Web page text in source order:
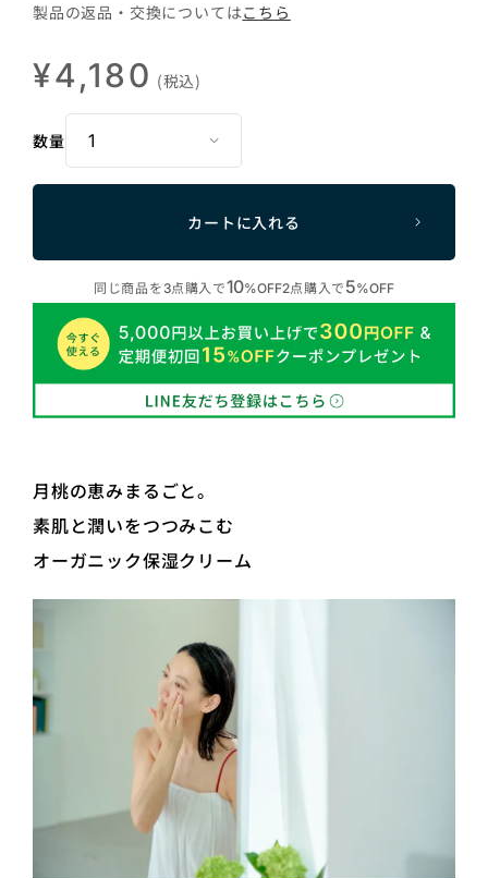
製品の返品・交換についてはこちら
¥4,180 (税込)
数量
カートに入れる
同じ商品を3点購入で10%OFF2点購入で5%OFF
月桃の恵みまるごと。
素肌と潤いをつつみこむ
オーガニック保湿クリーム